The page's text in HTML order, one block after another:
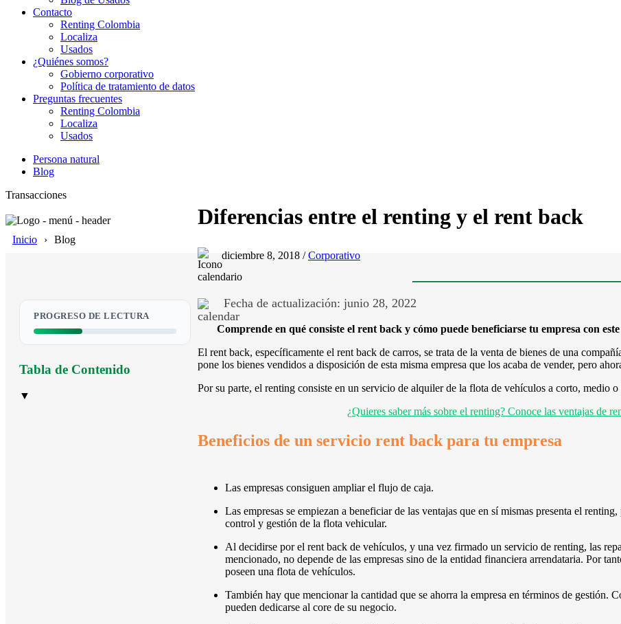
Contacto
Renting Colombia
Localiza
Usados
¿Quiénes somos?
Gobierno corporativo
Política de tratamiento de datos
Preguntas frecuentes
Renting Colombia
Localiza
Usados
Persona natural
Blog
Transacciones
Inicio Blog
PROGRESO DE LECTURA
Tabla de Contenido
▼
Diferencias entre el renting y el rent back
diciembre 8, 2018 /Corporativo
Fecha de actualización: junio 28, 2022
Comprende en qué consiste el rent back y cómo puede beneficiarse tu empresa con
El rent back, específicamente el rent back de carros, se trata de la venta de bienes de una
pone los bienes vendidos a disposición de esta misma empresa que los acaba de vender, pero
Por su parte, el renting consiste en un servicio de alquiler de la flota de vehículos a corto, medio
¿Quieres saber más sobre el renting? Conoce las ventajas de
Beneficios de un servicio rent back para tu empresa
Las empresas consiguen ampliar el flujo de caja.
Las empresas se empiezan a beneficiar de las ventajas que en sí mismas presenta el
control y gestión de la flota vehicular.
Al decidirse por el rent back de vehículos, y una vez firmado un servicio de renting, las
mencionado, no depende de las empresas sino de la entidad financiera arrendataria. Por
poseen una flota de vehículos.
También hay que mencionar la cantidad que se ahorra la empresa en términos de gestión.
pueden dedicarse al core de su negocio.